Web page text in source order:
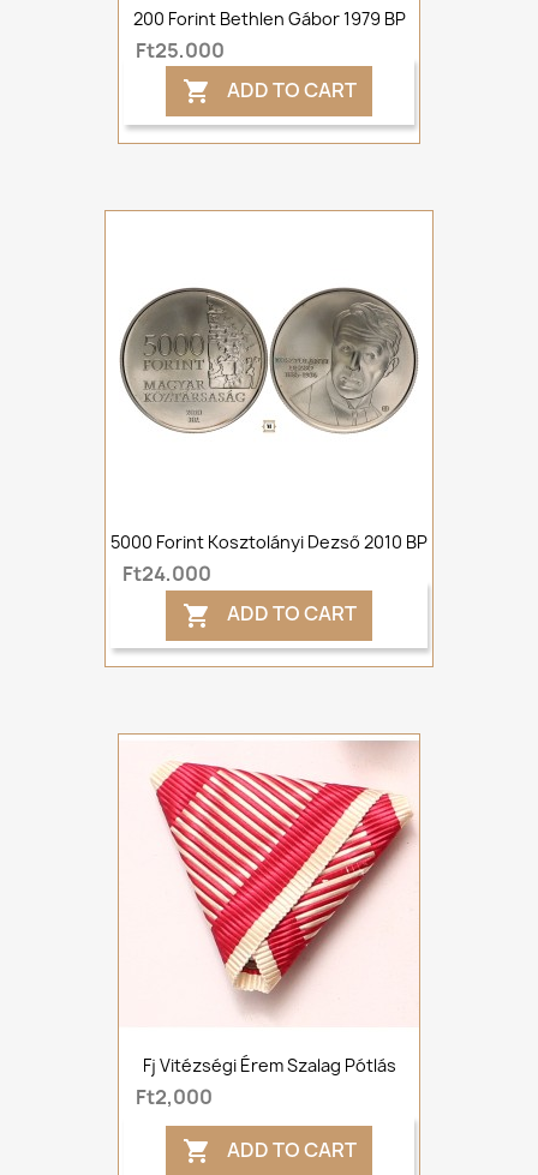
200 Forint Bethlen Gábor 1979 BP
Ft25,000
 ADD TO CART
5000 Forint Kosztolányi Dezső 2010 BP
Ft24,000
 ADD TO CART
Fj Vitézségi Érem Szalag Pótlás
Ft2,000
 ADD TO CART